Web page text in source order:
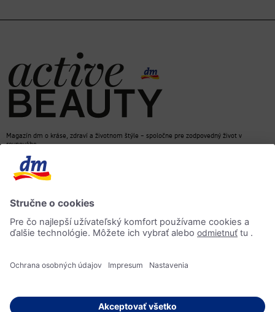
Magazín dm o kráse, zdraví a životnom štýle – spoločne pre zodpovedný život v
rovnováhe